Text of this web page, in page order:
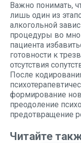
Важно понимать,
лишь один из
алкогольной
процедуры во
пациента
готовности к
отсутствия
После
формирование
преодоление
предотвращение
Читайте